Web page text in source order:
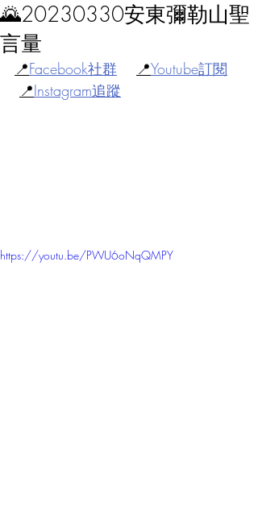
🌄20230330安東彌勒山聖
言量
📍Facebook社群 📍Youtube訂閱
📍Instagram追蹤
https://youtu.be/PWU6oNqQMPY